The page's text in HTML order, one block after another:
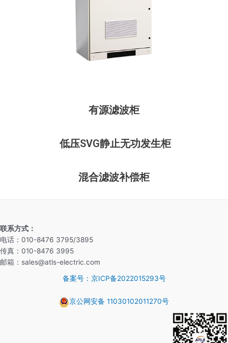
有源滤波柜
低压SVG静止无功发生柜
混合滤波补偿柜
联系方式：
电话：010-8476 3795/3895
传真：010-8476 3995
邮箱：sales@atls-electric.com
备案号：京ICP备2022015293号
京公网安备 11030102011270号